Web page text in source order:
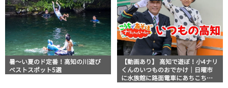
暑～い夏のド定番！高知の川遊び
ベストスポット5選
【動画あり】 高知で遊ぼ！小4ナリ
くんのいつものおでかけ｜日曜市
に水族館に路面電車にあちこち巡